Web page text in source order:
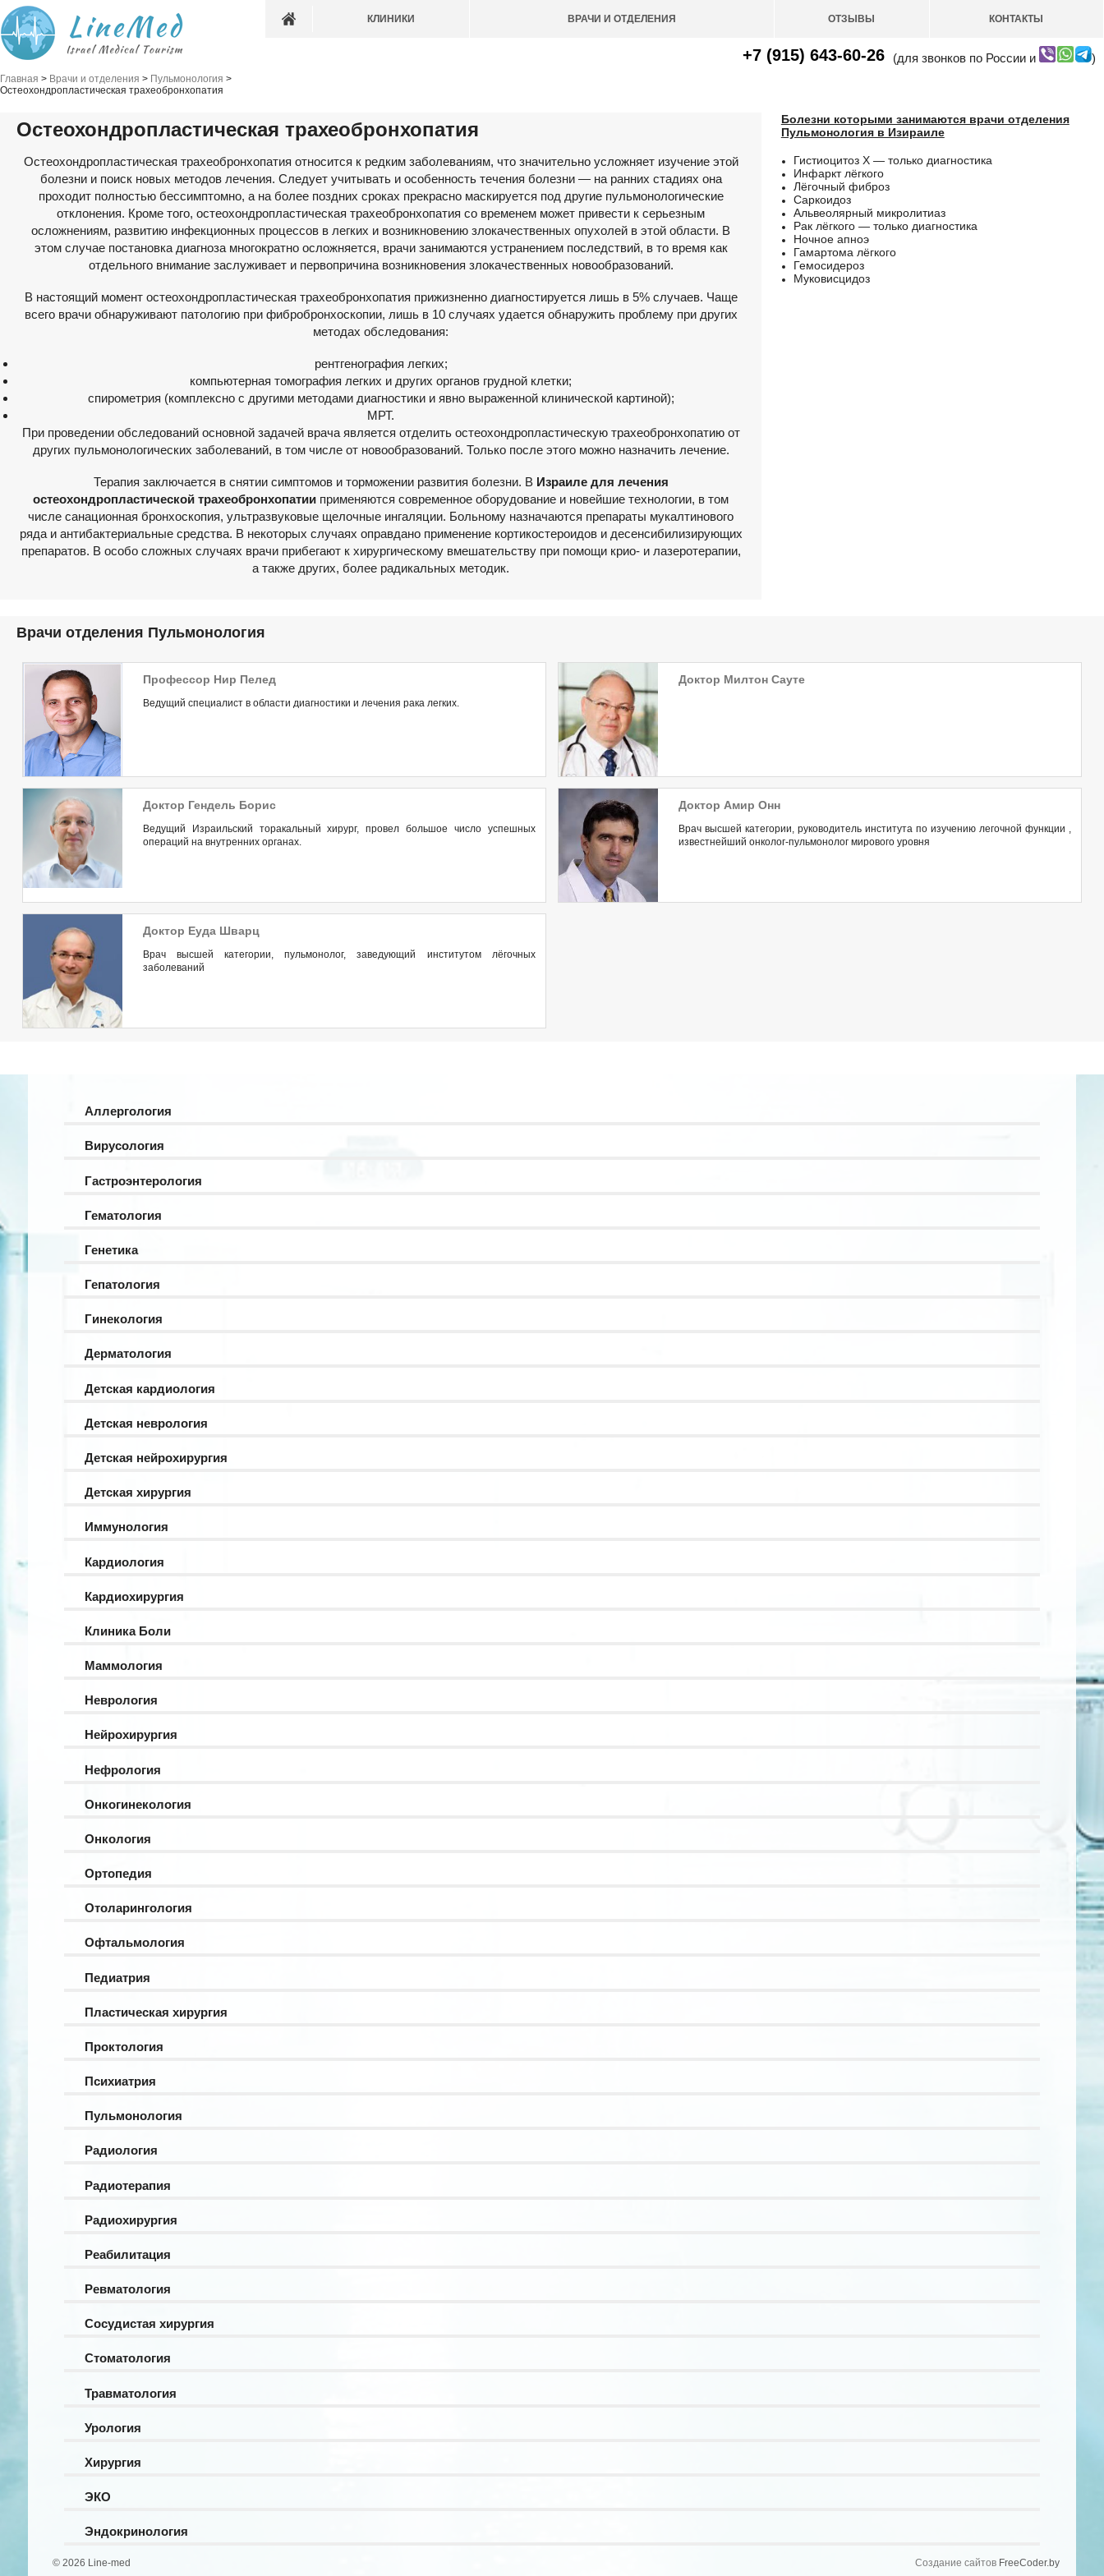
КЛИНИКИ ВРАЧИ И ОТДЕЛЕНИЯ ОТЗЫВЫ КОНТАКТЫ
+7 (915) 643-60-26 (для звонков по России и )
Главная > Врачи и отделения > Пульмонология >
Остеохондропластическая трахеобронхопатия
Остеохондропластическая трахеобронхопатия
Остеохондропластическая трахеобронхопатия относится к редким заболеваниям, что значительно усложняет изучение этой
болезни и поиск новых методов лечения. Следует учитывать и особенность течения болезни — на ранних стадиях она
проходит полностью бессимптомно, а на более поздних сроках прекрасно маскируется под другие пульмонологические
отклонения. Кроме того, остеохондропластическая трахеобронхопатия со временем может привести к серьезным
осложнениям, развитию инфекционных процессов в легких и возникновению злокачественных опухолей в этой области. В
этом случае постановка диагноза многократно осложняется, врачи занимаются устранением последствий, в то время как
отдельного внимание заслуживает и первопричина возникновения злокачественных новообразований.
В настоящий момент остеохондропластическая трахеобронхопатия прижизненно диагностируется лишь в 5% случаев. Чаще
всего врачи обнаруживают патологию при фибробронхоскопии, лишь в 10 случаях удается обнаружить проблему при других
методах обследования:
рентгенография легких;
компьютерная томография легких и других органов грудной клетки;
спирометрия (комплексно с другими методами диагностики и явно выраженной клинической картиной);
МРТ.
При проведении обследований основной задачей врача является отделить остеохондропластическую трахеобронхопатию от
других пульмонологических заболеваний, в том числе от новообразований. Только после этого можно назначить лечение.
Терапия заключается в снятии симптомов и торможении развития болезни. В Израиле для лечения
остеохондропластической трахеобронхопатии применяются современное оборудование и новейшие технологии, в том
числе санационная бронхоскопия, ультразвуковые щелочные ингаляции. Больному назначаются препараты мукалтинового
ряда и антибактериальные средства. В некоторых случаях оправдано применение кортикостероидов и десенсибилизирующих
препаратов. В особо сложных случаях врачи прибегают к хирургическому вмешательству при помощи крио- и лазеротерапии,
а также других, более радикальных методик.
Болезни которыми занимаются врачи отделения
Пульмонология в Изираиле
Гистиоцитоз X — только диагностика
Инфаркт лёгкого
Лёгочный фиброз
Саркоидоз
Альвеолярный микролитиаз
Рак лёгкого — только диагностика
Ночное апноэ
Гамартома лёгкого
Гемосидероз
Муковисцидоз
Врачи отделения Пульмонология
Профессор Нир Пелед
Ведущий специалист в области диагностики и лечения рака легких.
Доктор Милтон Сауте
Доктор Гендель Борис
Ведущий Израильский торакальный хирург, провел большое число успешных
операций на внутренних органах.
Доктор Амир Онн
Врач высшей категории, руководитель института по изучению легочной функции ,
известнейший онколог-пульмонолог мирового уровня
Доктор Еуда Шварц
Врач высшей категории, пульмонолог, заведующий институтом лёгочных
заболеваний
Аллергология
Вирусология
Гастроэнтерология
Гематология
Генетика
Гепатология
Гинекология
Дерматология
Детская кардиология
Детская неврология
Детская нейрохирургия
Детская хирургия
Иммунология
Кардиология
Кардиохирургия
Клиника Боли
Маммология
Неврология
Нейрохирургия
Нефрология
Онкогинекология
Онкология
Ортопедия
Отоларингология
Офтальмология
Педиатрия
Пластическая хирургия
Проктология
Психиатрия
Пульмонология
Радиология
Радиотерапия
Радиохирургия
Реабилитация
Ревматология
Сосудистая хирургия
Стоматология
Травматология
Урология
Хирургия
ЭКО
Эндокринология
© 2026 Line-med Создание сайтов FreeCoder.by